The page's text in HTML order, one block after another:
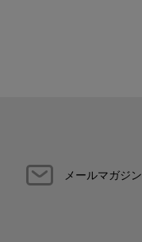
メールマガジン